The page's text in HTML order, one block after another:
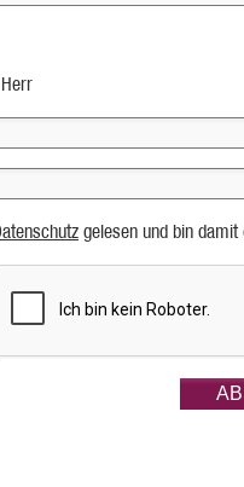
Herr
gelesen und bin